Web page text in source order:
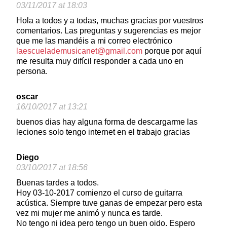
03/11/2017 at 18:03
Hola a todos y a todas, muchas gracias por vuestros
comentarios. Las preguntas y sugerencias es mejor
que me las mandéis a mi correo electrónico
laescuelademusicanet@gmail.com porque por aquí
me resulta muy difícil responder a cada uno en
persona.
oscar
16/10/2017 at 13:21
buenos dias hay alguna forma de descargarme las
leciones solo tengo internet en el trabajo gracias
Diego
03/10/2017 at 18:56
Buenas tardes a todos.
Hoy 03-10-2017 comienzo el curso de guitarra
acústica. Siempre tuve ganas de empezar pero esta
vez mi mujer me animó y nunca es tarde.
No tengo ni idea pero tengo un buen oido. Espero